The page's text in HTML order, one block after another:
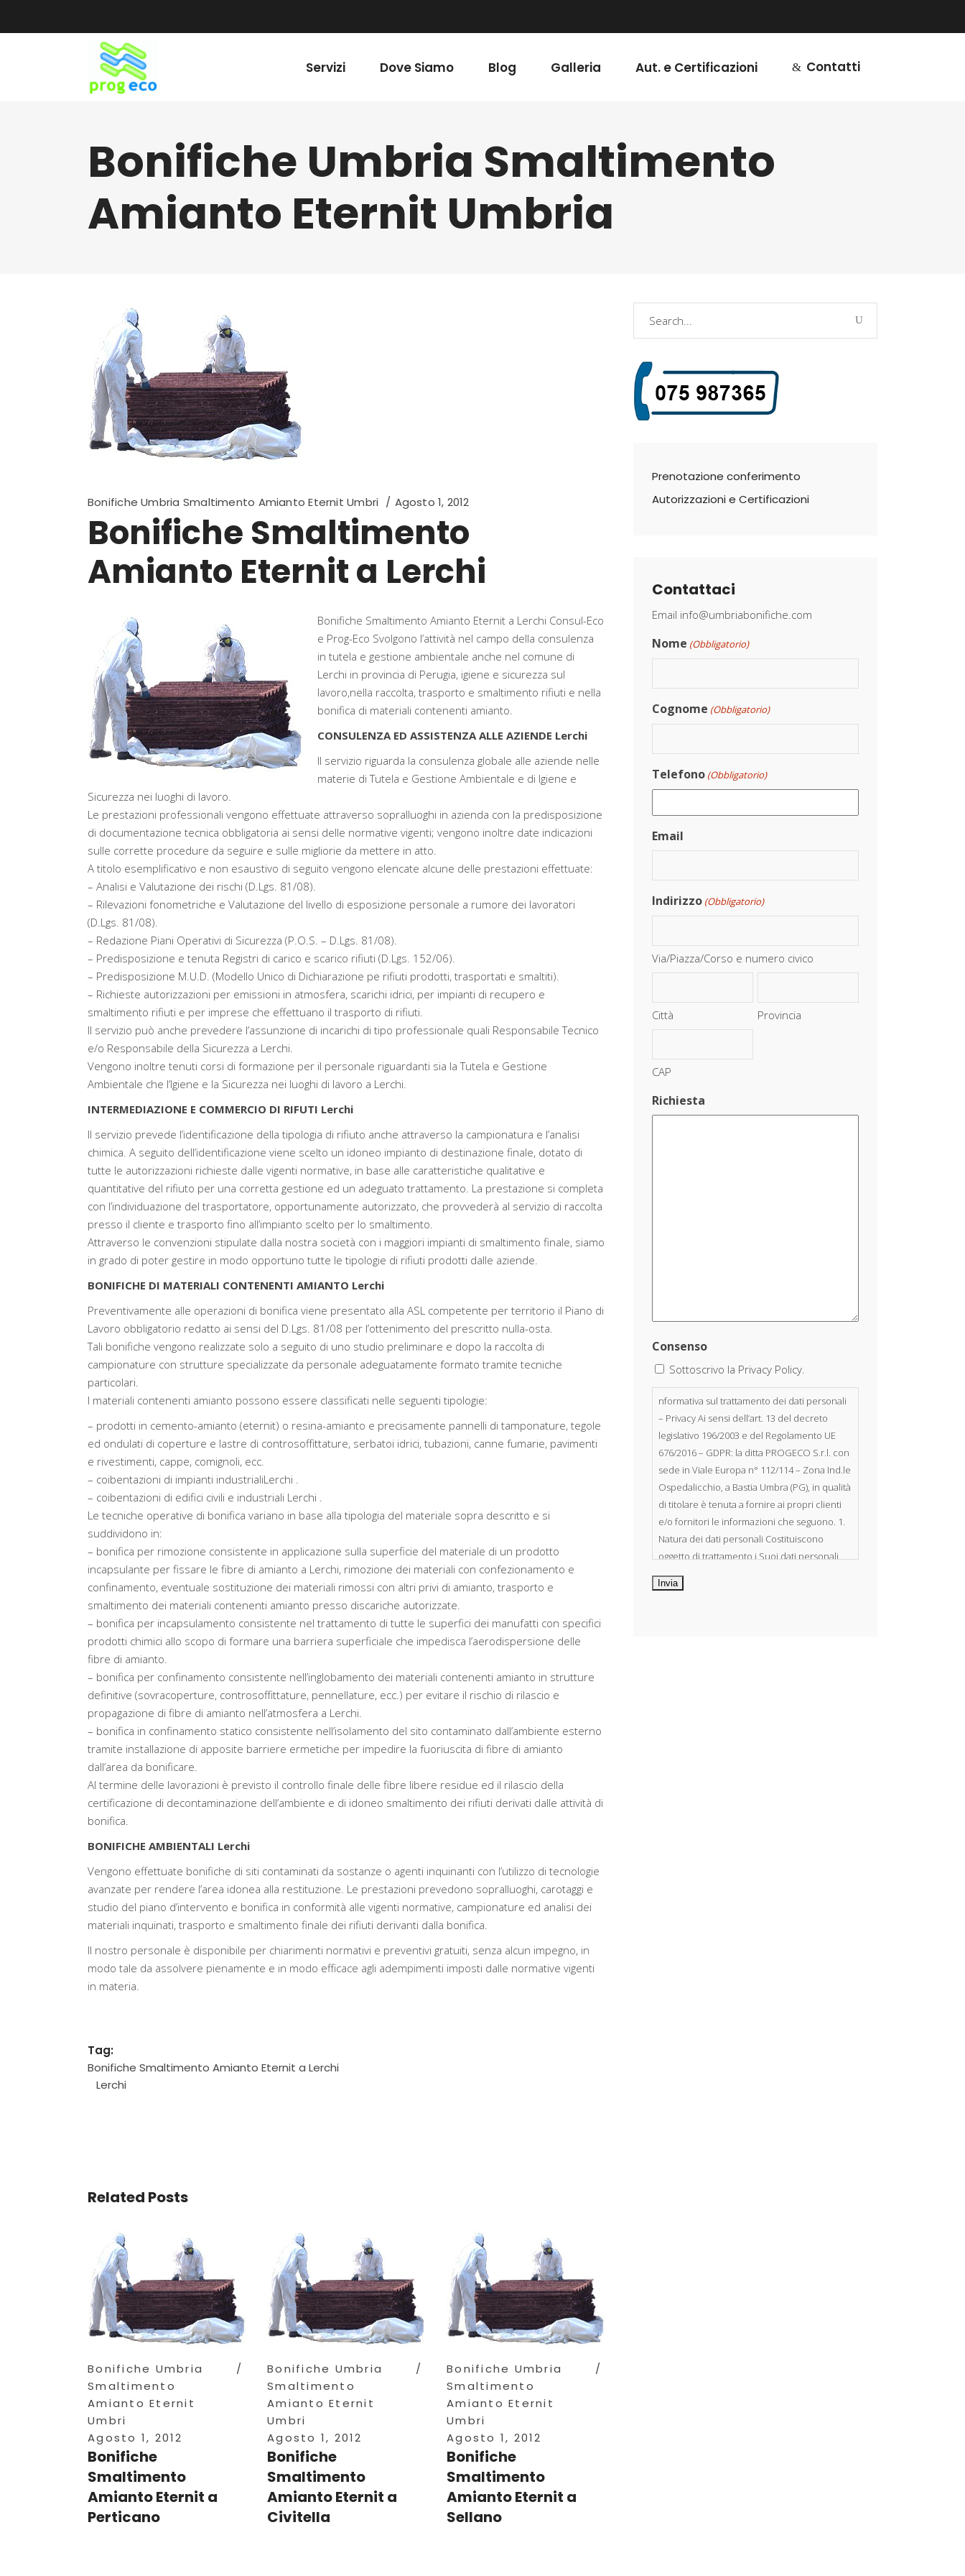
Servizi Dove Siamo Blog Galleria Aut. e Certificazioni Contatti
Bonifiche Umbria Smaltimento
Amianto Eternit Umbria
Bonifiche Umbria Smaltimento Amianto Eternit Umbri Agosto 1, 2012
Bonifiche Smaltimento
Amianto Eternit a Lerchi
Bonifiche Smaltimento Amianto Eternit a Lerchi Consul-Eco
e Prog-Eco Svolgono l’attività nel campo della consulenza
in tutela e gestione ambientale anche nel comune di
Lerchi in provincia di Perugia, igiene e sicurezza sul
lavoro,nella raccolta, trasporto e smaltimento rifiuti e nella
bonifica di materiali contenenti amianto.
CONSULENZA ED ASSISTENZA ALLE AZIENDE Lerchi
Il servizio riguarda la consulenza globale alle aziende nelle
materie di Tutela e Gestione Ambientale e di Igiene e
Sicurezza nei luoghi di lavoro.
Le prestazioni professionali vengono effettuate attraverso sopralluoghi in azienda con la predisposizione
di documentazione tecnica obbligatoria ai sensi delle normative vigenti; vengono inoltre date indicazioni
sulle corrette procedure da seguire e sulle migliorie da mettere in atto.
A titolo esemplificativo e non esaustivo di seguito vengono elencate alcune delle prestazioni effettuate:
– Analisi e Valutazione dei rischi (D.Lgs. 81/08).
– Rilevazioni fonometriche e Valutazione del livello di esposizione personale a rumore dei lavoratori
(D.Lgs. 81/08).
– Redazione Piani Operativi di Sicurezza (P.O.S. – D.Lgs. 81/08).
– Predisposizione e tenuta Registri di carico e scarico rifiuti (D.Lgs. 152/06).
– Predisposizione M.U.D. (Modello Unico di Dichiarazione pe rifiuti prodotti, trasportati e smaltiti).
– Richieste autorizzazioni per emissioni in atmosfera, scarichi idrici, per impianti di recupero e
smaltimento rifiuti e per imprese che effettuano il trasporto di rifiuti.
Il servizio può anche prevedere l’assunzione di incarichi di tipo professionale quali Responsabile Tecnico
e/o Responsabile della Sicurezza a Lerchi.
Vengono inoltre tenuti corsi di formazione per il personale riguardanti sia la Tutela e Gestione
Ambientale che l’Igiene e la Sicurezza nei luoghi di lavoro a Lerchi.
INTERMEDIAZIONE E COMMERCIO DI RIFUTI Lerchi
Il servizio prevede l’identificazione della tipologia di rifiuto anche attraverso la campionatura e l’analisi
chimica. A seguito dell’identificazione viene scelto un idoneo impianto di destinazione finale, dotato di
tutte le autorizzazioni richieste dalle vigenti normative, in base alle caratteristiche qualitative e
quantitative del rifiuto per una corretta gestione ed un adeguato trattamento. La prestazione si completa
con l’individuazione del trasportatore, opportunamente autorizzato, che provvederà al servizio di raccolta
presso il cliente e trasporto fino all’impianto scelto per lo smaltimento.
Attraverso le convenzioni stipulate dalla nostra società con i maggiori impianti di smaltimento finale, siamo
in grado di poter gestire in modo opportuno tutte le tipologie di rifiuti prodotti dalle aziende.
BONIFICHE DI MATERIALI CONTENENTI AMIANTO Lerchi
Preventivamente alle operazioni di bonifica viene presentato alla ASL competente per territorio il Piano di
Lavoro obbligatorio redatto ai sensi del D.Lgs. 81/08 per l’ottenimento del prescritto nulla-osta.
Tali bonifiche vengono realizzate solo a seguito di uno studio preliminare e dopo la raccolta di
campionature con strutture specializzate da personale adeguatamente formato tramite tecniche
particolari.
I materiali contenenti amianto possono essere classificati nelle seguenti tipologie:
– prodotti in cemento-amianto (eternit) o resina-amianto e precisamente pannelli di tamponature, tegole
ed ondulati di coperture e lastre di controsoffittature, serbatoi idrici, tubazioni, canne fumarie, pavimenti
e rivestimenti, cappe, comignoli, ecc.
– coibentazioni di impianti industrialiLerchi .
– coibentazioni di edifici civili e industriali Lerchi .
Le tecniche operative di bonifica variano in base alla tipologia del materiale sopra descritto e si
suddividono in:
– bonifica per rimozione consistente in applicazione sulla superficie del materiale di un prodotto
incapsulante per fissare le fibre di amianto a Lerchi, rimozione dei materiali con confezionamento e
confinamento, eventuale sostituzione dei materiali rimossi con altri privi di amianto, trasporto e
smaltimento dei materiali contenenti amianto presso discariche autorizzate.
– bonifica per incapsulamento consistente nel trattamento di tutte le superfici dei manufatti con specifici
prodotti chimici allo scopo di formare una barriera superficiale che impedisca l’aerodispersione delle
fibre di amianto.
– bonifica per confinamento consistente nell’inglobamento dei materiali contenenti amianto in strutture
definitive (sovracoperture, controsoffittature, pennellature, ecc.) per evitare il rischio di rilascio e
propagazione di fibre di amianto nell’atmosfera a Lerchi.
– bonifica in confinamento statico consistente nell’isolamento del sito contaminato dall’ambiente esterno
tramite installazione di apposite barriere ermetiche per impedire la fuoriuscita di fibre di amianto
dall’area da bonificare.
Al termine delle lavorazioni è previsto il controllo finale delle fibre libere residue ed il rilascio della
certificazione di decontaminazione dell’ambiente e di idoneo smaltimento dei rifiuti derivati dalle attività di
bonifica.
BONIFICHE AMBIENTALI Lerchi
Vengono effettuate bonifiche di siti contaminati da sostanze o agenti inquinanti con l’utilizzo di tecnologie
avanzate per rendere l’area idonea alla restituzione. Le prestazioni prevedono sopralluoghi, carotaggi e
studio del piano d’intervento e bonifica in conformità alle vigenti normative, campionature ed analisi dei
materiali inquinati, trasporto e smaltimento finale dei rifiuti derivanti dalla bonifica.
Il nostro personale è disponibile per chiarimenti normativi e preventivi gratuiti, senza alcun impegno, in
modo tale da assolvere pienamente e in modo efficace agli adempimenti imposti dalle normative vigenti
in materia.
Tag:
Bonifiche Smaltimento Amianto Eternit a Lerchi
Lerchi
Related Posts
Bonifiche Umbria
Smaltimento
Amianto Eternit
Umbri
Agosto 1, 2012
Bonifiche
Smaltimento
Amianto Eternit a
Perticano
Bonifiche Umbria
Smaltimento
Amianto Eternit
Umbri
Agosto 1, 2012
Bonifiche
Smaltimento
Amianto Eternit a
Civitella
Bonifiche Umbria
Smaltimento
Amianto Eternit
Umbri
Agosto 1, 2012
Bonifiche
Smaltimento
Amianto Eternit a
Sellano
Prenotazione conferimento
Autorizzazioni e Certificazioni
Contattaci
Email info@umbriabonifiche.com
Nome (Obbligatorio)
Cognome (Obbligatorio)
Telefono (Obbligatorio)
Email
Indirizzo (Obbligatorio)
Via/Piazza/Corso e numero civico
Città Provincia
CAP
Richiesta
Consenso
Sottoscrivo la Privacy Policy.
nformativa sul trattamento dei dati personali
– Privacy Ai sensi dell’art. 13 del decreto
legislativo 196/2003 e del Regolamento UE
676/2016 – GDPR: la ditta PROGECO S.r.l. con
sede in Viale Europa n° 112/114 – Zona Ind.le
Ospedalicchio, a Bastia Umbra (PG), in qualità
di titolare è tenuta a fornire ai propri clienti
e/o fornitori le informazioni che seguono. 1.
Natura dei dati personali Costituiscono
oggetto di trattamento i Suoi dati personali,
riferibili direttamente od indirettamente al
suo rapporto con la ditta scrivente, per il